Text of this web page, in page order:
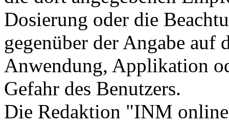
Dosierung oder die
gegenüber der Angabe auf
Anwendung, Applikation
Gefahr des Benutzers.
Die Redaktion "INM